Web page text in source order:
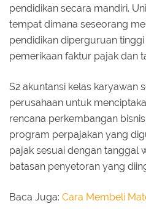
pendidikan secara mandiri.
tempat dimana seseorang
pendidikan diperguruan
pemerikaan faktur pajak dan
S2 akuntansi kelas karyawan
perusahaan untuk
rencana perkembangan
program perpajakan yang
pajak sesuai dengan tanggal
batasan penyetoran yang
Baca Juga: Cara Membeli